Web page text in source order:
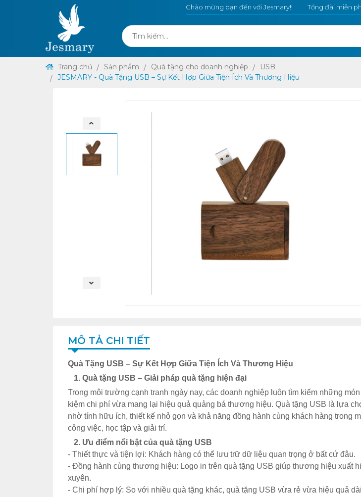
Chào mừng bạn đến với Jesmary!! Tổng đài miễn
Trang chủ Sản phẩm Quà tặng cho doanh nghiệp
USB
JESMARY - Quà Tặng USB – Sự Kết Hợp Giữa Tiện Ích Và Thương Hiệu
MÔ TẢ CHI TIẾT
Quà Tặng USB – Sự Kết Hợp Giữa Tiện Ích Và Thương Hiệu
1. Quà tặng USB – Giải pháp quà tặng hiện đại
Trong môi trường cạnh tranh ngày nay, các doanh nghiệp luôn tìm kiếm những
kiệm chi phí vừa mang lại hiệu quả quảng bá thương hiệu. Quà tặng USB là lựa
nhờ tính hữu ích, thiết kế nhỏ gọn và khả năng đồng hành cùng khách hàng trong
công việc, học tập và giải trí.
2. Ưu điểm nổi bật của quà tặng USB
- Thiết thực và tiện lợi: Khách hàng có thể lưu trữ dữ liệu quan trọng ở bất cứ đâu.
- Đồng hành cùng thương hiệu: Logo in trên quà tặng USB giúp thương hiệu xuất
xuyên.
- Chi phí hợp lý: So với nhiều quà tặng khác, quà tặng USB vừa rẻ vừa hiệu quả